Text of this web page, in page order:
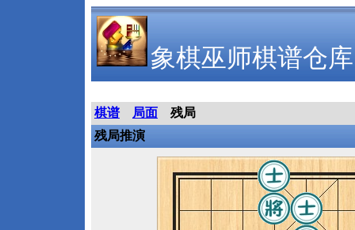
象棋巫师棋谱仓库
棋谱 局面
残局
残局推演